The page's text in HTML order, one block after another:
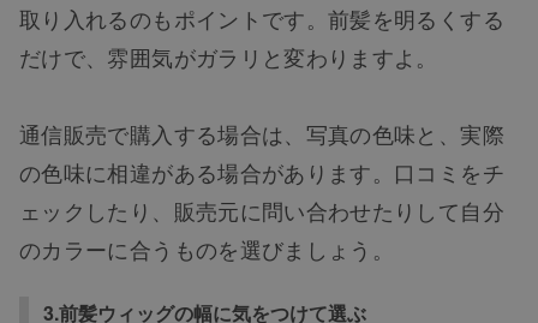
取り入れるのもポイントです。前髪を明るくする
だけで、雰囲気がガラリと変わりますよ。
通信販売で購入する場合は、写真の色味と、実際
の色味に相違がある場合があります。口コミをチ
ェックしたり、販売元に問い合わせたりして自分
のカラーに合うものを選びましょう。
3.前髪ウィッグの幅に気をつけて選ぶ